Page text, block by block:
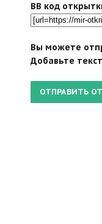
BB код
Вы можете
Добавьте